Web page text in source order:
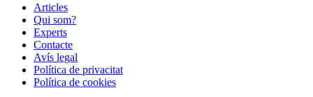
Articles
Qui som?
Experts
Contacte
Avís legal
Política de privacitat
Política de cookies